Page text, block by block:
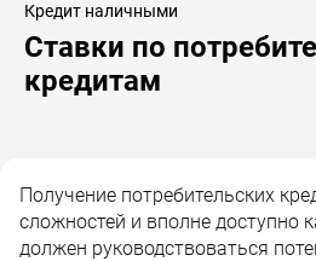
Кредит наличными
Ставки по
кредитам
Получение потребительских
сложностей и вполне доступно
должен руководствоваться